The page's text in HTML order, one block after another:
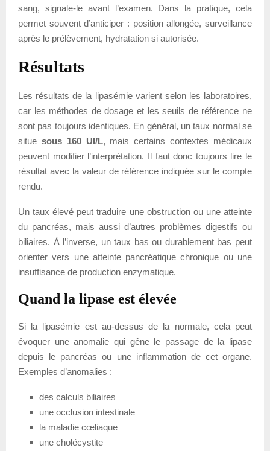
sang, signale-le avant l’examen. Dans la pratique, cela
permet souvent d’anticiper : position allongée, surveillance
après le prélèvement, hydratation si autorisée.
Résultats
Les résultats de la lipasémie varient selon les laboratoires,
car les méthodes de dosage et les seuils de référence ne
sont pas toujours identiques. En général, un taux normal se
situe sous 160 UI/L, mais certains contextes médicaux
peuvent modifier l’interprétation. Il faut donc toujours lire le
résultat avec la valeur de référence indiquée sur le compte
rendu.
Un taux élevé peut traduire une obstruction ou une atteinte
du pancréas, mais aussi d’autres problèmes digestifs ou
biliaires. À l’inverse, un taux bas ou durablement bas peut
orienter vers une atteinte pancréatique chronique ou une
insuffisance de production enzymatique.
Quand la lipase est élevée
Si la lipasémie est au-dessus de la normale, cela peut
évoquer une anomalie qui gêne le passage de la lipase
depuis le pancréas ou une inflammation de cet organe.
Exemples d’anomalies :
des calculs biliaires
une occlusion intestinale
la maladie cœliaque
une cholécystite